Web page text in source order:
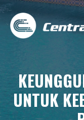
Skip
content
UNTUK